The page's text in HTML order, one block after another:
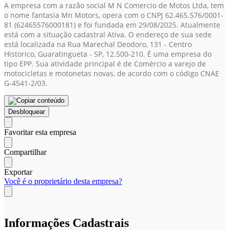
A empresa com a razão social M N Comercio de Motos Ltda, tem
o nome fantasia Mn Motors, opera com o CNPJ 62.465.576/0001-
81 (62465576000181) e foi fundada em 29/08/2025. Atualmente
está com a situação cadastral Ativa. O endereço de sua sede
está localizada na Rua Marechal Deodoro, 131 - Centro
Historico, Guaratingueta - SP, 12.500-210. É uma empresa do
tipo EPP. Sua atividade principal é de Comércio a varejo de
motocicletas e motonetas novas, de acordo com o código CNAE
G-4541-2/03.
Desbloquear
Favoritar esta empresa
Compartilhar
Exportar
Você é o proprietário desta empresa?
Informações Cadastrais